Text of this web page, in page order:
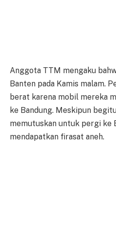
Anggota TTM mengaku
Banten pada Kamis malam.
berat karena mobil mereka
ke Bandung. Meskipun
memutuskan untuk pergi ke
mendapatkan firasat aneh.